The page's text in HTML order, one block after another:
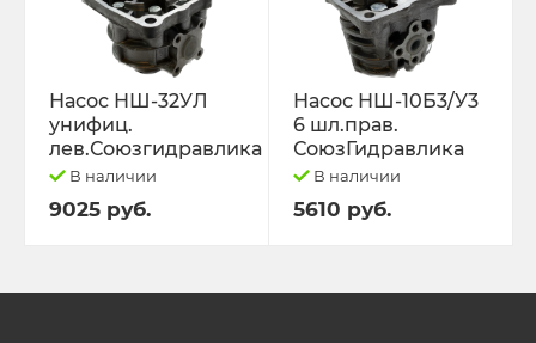
Насос НШ-32УЛ
унифиц.
лев.Союзгидравлика
В наличии
9025 руб.
Насос НШ-10Б3/У3
6 шл.прав.
СоюзГидравлика
В наличии
5610 руб.